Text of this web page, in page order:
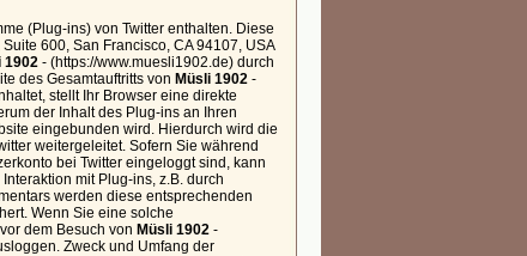
(Plug-ins) von Twitter enthalten. Diese
600, San Francisco, CA 94107, USA
1902 - (https://www.muesli1902.de) durch
des Gesamtauftritts von Müsli 1902 -
stellt Ihr Browser eine direkte
der Inhalt des Plug-ins an Ihren
eingebunden wird. Hierdurch wird die
weitergeleitet. Sofern Sie während
bei Twitter eingeloggt sind, kann
mit Plug-ins, z.B. durch
werden diese entsprechenden
Wenn Sie eine solche
dem Besuch von Müsli 1902 -
Zweck und Umfang der